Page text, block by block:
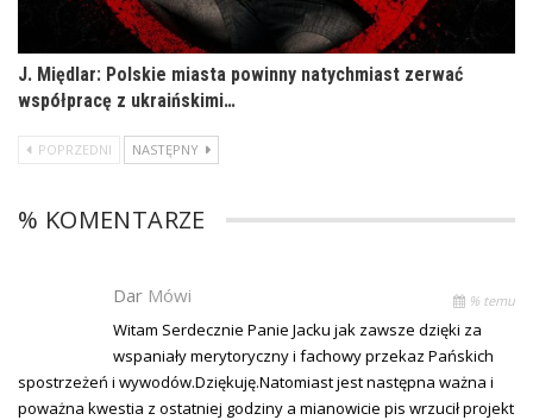
J. Międlar: Polskie miasta powinny natychmiast zerwać
współpracę z ukraińskimi…
POPRZEDNI NASTĘPNY
% KOMENTARZE
Dar Mówi % temu
Witam Serdecznie Panie Jacku jak zawsze dzięki za
wspaniały merytoryczny i fachowy przekaz Pańskich
spostrzeżeń i wywodów.Dziękuję.Natomiast jest następna ważna i
poważna kwestia z ostatniej godziny a mianowicie pis wrzucił projekt